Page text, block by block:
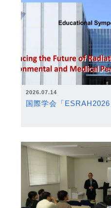
2026.07.14
国際学会「